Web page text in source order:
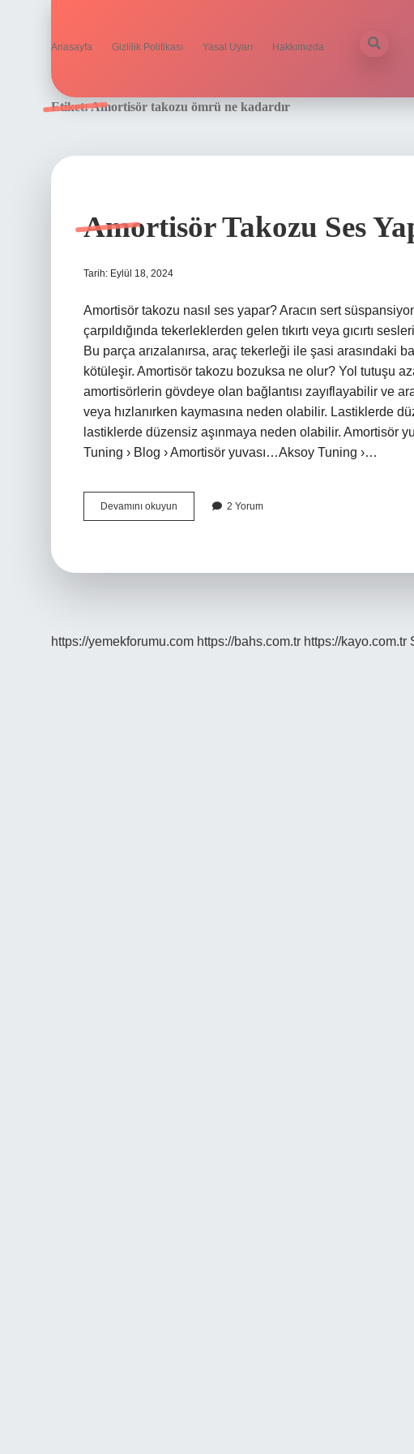
Anasayfa Gizlilik Politikası Yasal Uyarı Hakkımızda
Etiket:Amortisör takozu ömrü ne kadardır
Amortisör Takozu Ses
Tarih: Eylül 18, 2024
Amortisör takozu nasıl ses yapar? Aracın sert
çarpıldığında tekerleklerden gelen tıkırtı veya gıcırtı
Bu parça arızalanırsa, araç tekerleği ile şasi arasındaki
kötüleşir. Amortisör takozu bozuksa ne olur? Yol tutuşu
amortisörlerin gövdeye olan bağlantısı zayıflayabilir ve
veya hızlanırken kaymasına neden olabilir. Lastiklerde
lastiklerde düzensiz aşınmaya neden olabilir. Amortisör
Tuning › Blog › Amortisör yuvası…Aksoy Tuning ›…
Devamını okuyun Amortisör
Takozu
2 Yorum
https://yemekforumu.com https://bahs.com.tr https://kayo.com.tr